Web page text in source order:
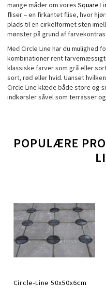
mange måder om vores Square
fliser – en firkantet flise, hvor
plads til en cirkelformet sten
mønster på grund af
Med Circle Line har du mulighed
kombinationer rent
klassiske farver som grå eller
sort, rød eller hvid. Uanset
Circle Line klæde både store og
indkørsler såvel som terrasser
POPULÆRE
Circle-Line 50x50x6cm